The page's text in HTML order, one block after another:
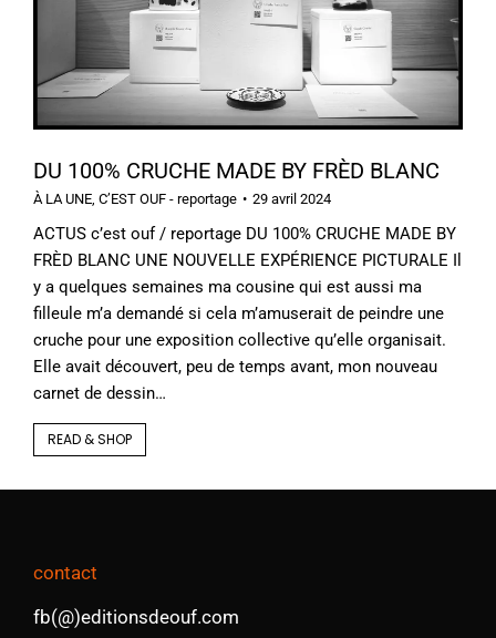
DU 100% CRUCHE MADE BY FRÈD BLANC
À LA UNE, C’EST OUF - reportage 29 avril 2024
ACTUS c’est ouf / reportage DU 100% CRUCHE MADE BY
FRÈD BLANC UNE NOUVELLE EXPÉRIENCE PICTURALE Il
y a quelques semaines ma cousine qui est aussi ma
filleule m’a demandé si cela m’amuserait de peindre une
cruche pour une exposition collective qu’elle organisait.
Elle avait découvert, peu de temps avant, mon nouveau
carnet de dessin…
READ & SHOP
contact
fb(@)editionsdeouf.com